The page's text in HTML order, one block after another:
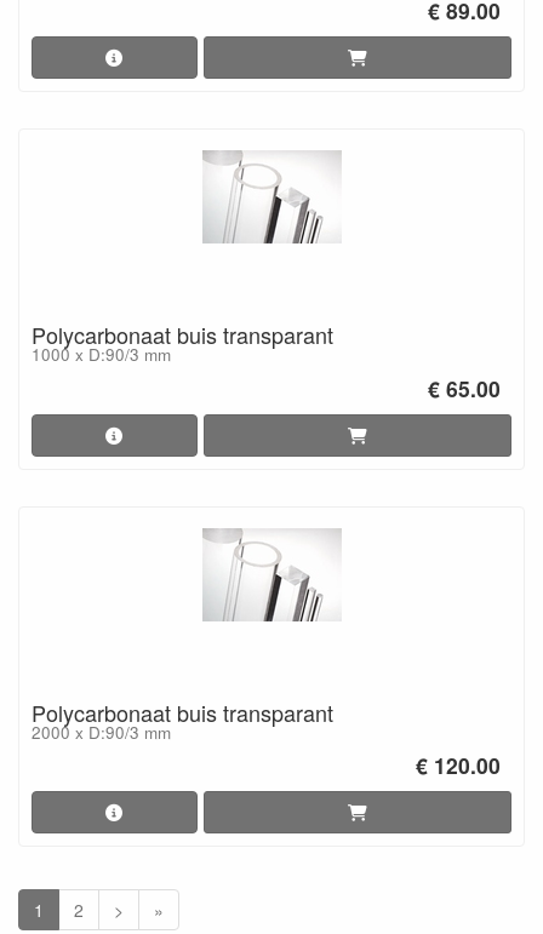
€ 89.00
Polycarbonaat buis transparant
1000 x D:90/3 mm
€ 65.00
Polycarbonaat buis transparant
2000 x D:90/3 mm
€ 120.00
1 2 > »